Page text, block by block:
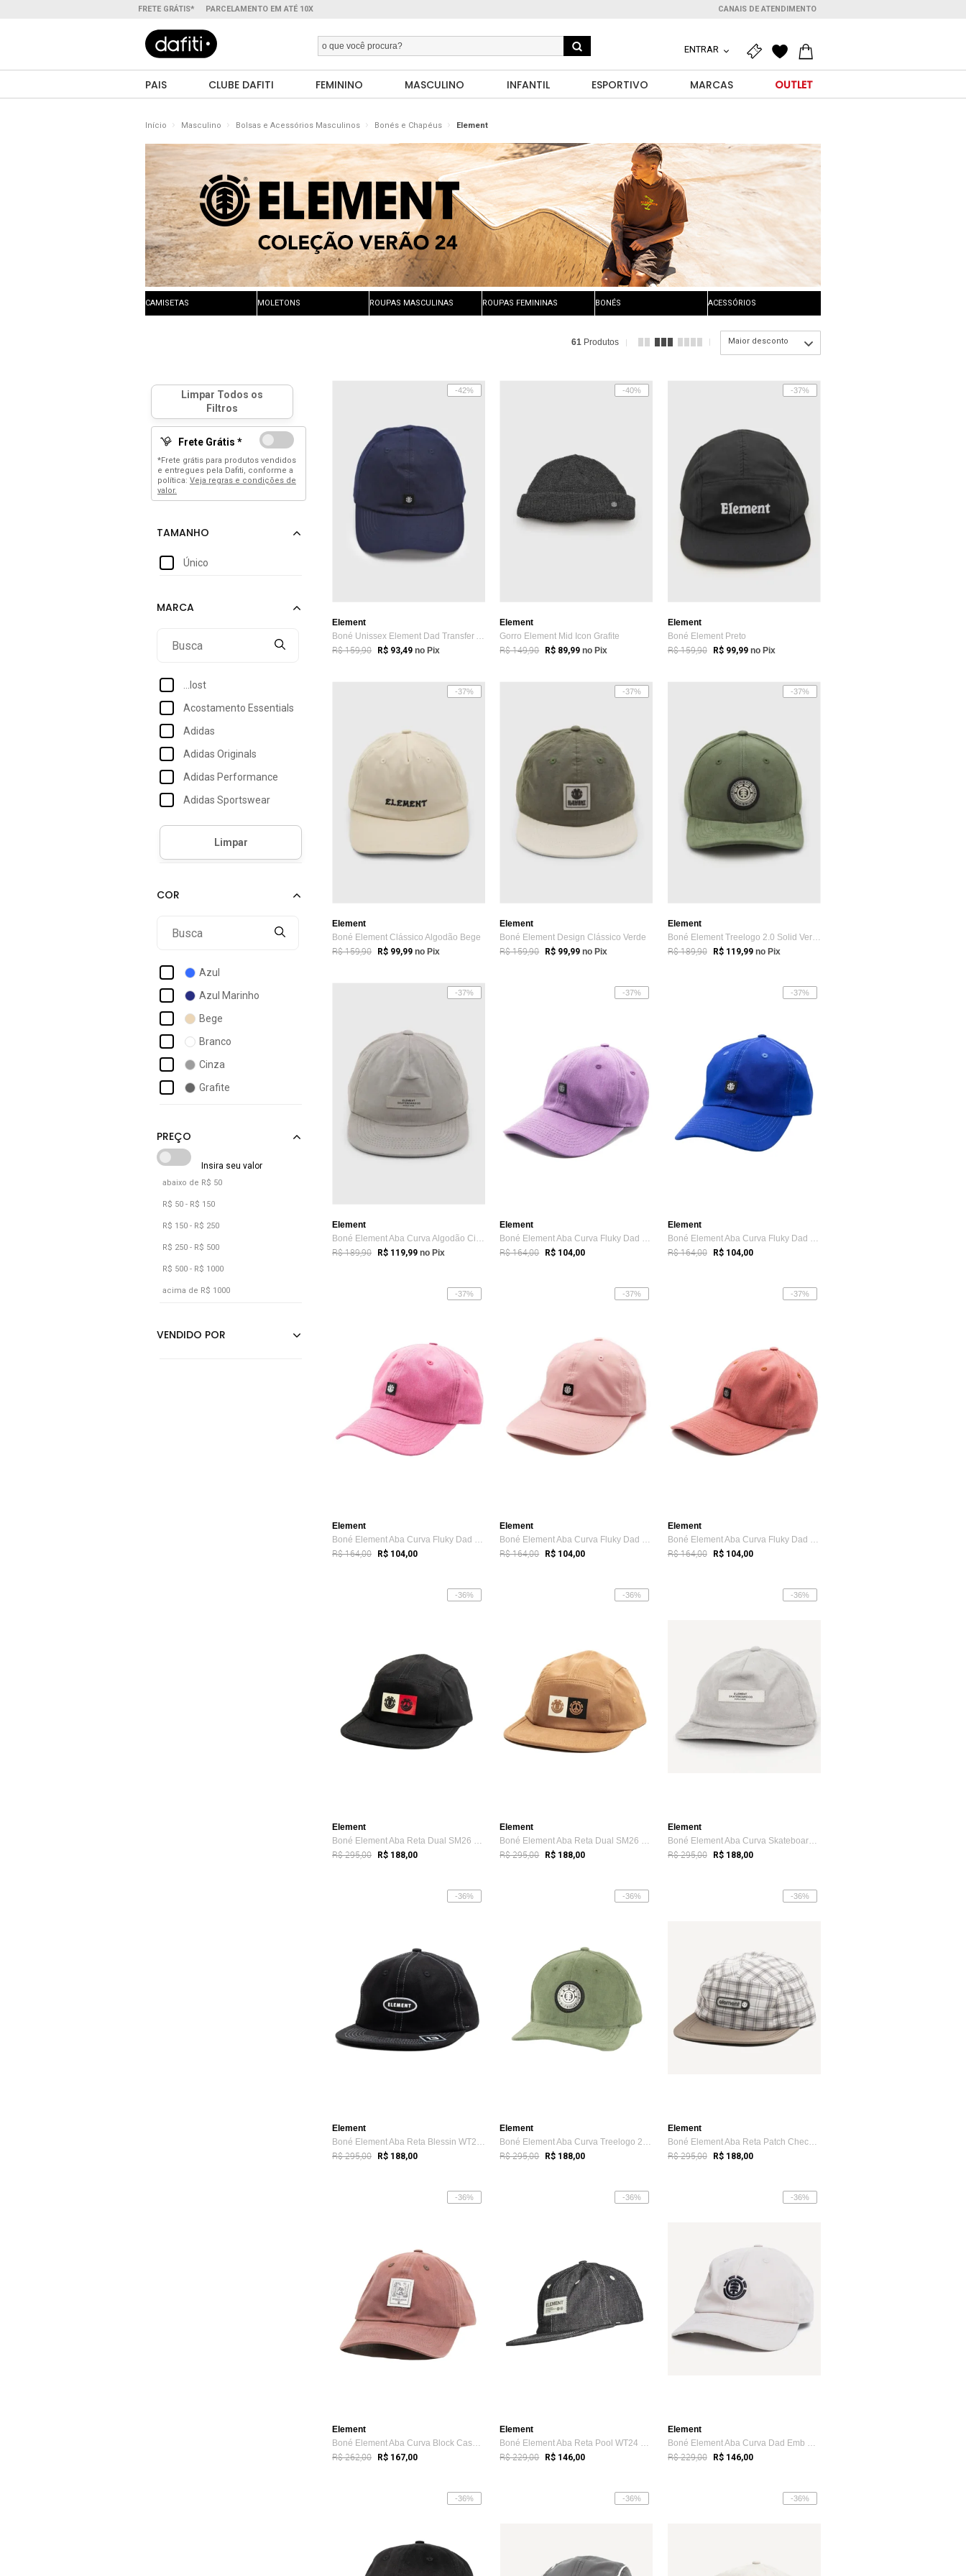
FRETE GRÁTIS* PARCELAMENTO EM ATÉ 10X CANAIS DE ATENDIMENTO
ENTRAR
PAIS CLUBE DAFITI FEMININO MASCULINO INFANTIL ESPORTIVO MARCAS OUTLET
Início Masculino Bolsas e Acessórios Masculinos Bonés e Chapéus Element
CAMISETAS MOLETONS ROUPAS MASCULINAS ROUPAS FEMININAS BONÉS ACESSÓRIOS
61 Produtos Maior desconto
Frete Grátis *
*Frete grátis para produtos vendidos
e entregues pela Dafiti, conforme a
política: Veja regras e condições de
valor.
Único
...lost
Acostamento Essentials
Adidas
Adidas Originals
Adidas Performance
Adidas Sportswear
Approve
Aramis
Bossa Made In Brazil
Azul
Azul Marinho
Bege
Branco
Cinza
Grafite
Rosa
Verde
Vermelho
abaixo de R$ 50
R$ 50 - R$ 150
R$ 150 - R$ 250
R$ 250 - R$ 500
R$ 500 - R$ 1000
acima de R$ 1000
-42%
Element
Boné Unissex Element Dad Transfer Azul Marinho
R$ 159,90 R$ 93,49 no Pix
-40%
Element
Gorro Element Mid Icon Grafite
R$ 149,90 R$ 89,99 no Pix
-37%
Element
Boné Element Preto
R$ 159,90 R$ 99,99 no Pix
-37%
Element
Boné Element Clássico Algodão Bege
R$ 159,90 R$ 99,99 no Pix
-37%
Element
Boné Element Design Clássico Verde
R$ 159,90 R$ 99,99 no Pix
-37%
Element
Boné Element Treelogo 2.0 Solid Verde
R$ 189,90 R$ 119,99 no Pix
-37%
Element
Boné Element Aba Curva Algodão Cinza
R$ 189,90 R$ 119,99 no Pix
-37%
Element
Boné Element Aba Curva Fluky Dad Rosa
R$ 164,00 R$ 104,00
-37%
Element
Boné Element Aba Curva Fluky Dad SM23 Azul
R$ 164,00 R$ 104,00
-37%
Element
Boné Element Aba Curva Fluky Dad Rosa Escuro
R$ 164,00 R$ 104,00
-37%
Element
Boné Element Aba Curva Fluky Dad Rosa Claro
R$ 164,00 R$ 104,00
-37%
Element
Boné Element Aba Curva Fluky Dad Laranja
R$ 164,00 R$ 104,00
-36%
Element
Boné Element Aba Reta Dual SM26 Preto
R$ 295,00 R$ 188,00
-36%
Element
Boné Element Aba Reta Dual SM26 Caqui Escuro
R$ 295,00 R$ 188,00
-36%
Element
Boné Element Aba Curva Skateboard CO. WT26 Cinza
R$ 295,00 R$ 188,00
-36%
Element
Boné Element Aba Reta Blessin WT25 Preto
R$ 295,00 R$ 188,00
-36%
Element
Boné Element Aba Curva Treelogo 2.0 Soli...
R$ 295,00 R$ 188,00
-36%
Element
Boné Element Aba Reta Patch Check SM26 Bege
R$ 295,00 R$ 188,00
-36%
Element
Boné Element Aba Curva Block Case Big Fo...
R$ 262,00 R$ 167,00
-36%
Element
Boné Element Aba Reta Pool WT24 Preto
R$ 229,00 R$ 146,00
-36%
Element
Boné Element Aba Curva Dad Emb SM26 Areia
R$ 229,00 R$ 146,00
-36% -36% -36%